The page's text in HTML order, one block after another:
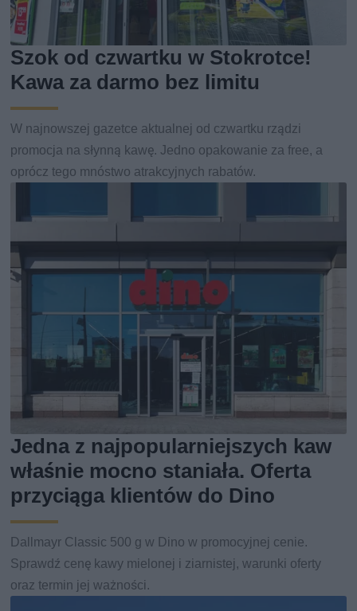
Szok od czwartku w Stokrotce!
Kawa za darmo bez limitu
W najnowszej gazetce aktualnej od czwartku rządzi
promocja na słynną kawę. Jedno opakowanie za free, a
oprócz tego mnóstwo atrakcyjnych rabatów.
Jedna z najpopularniejszych kaw
właśnie mocno staniała. Oferta
przyciąga klientów do Dino
Dallmayr Classic 500 g w Dino w promocyjnej cenie.
Sprawdź cenę kawy mielonej i ziarnistej, warunki oferty
oraz termin jej ważności.